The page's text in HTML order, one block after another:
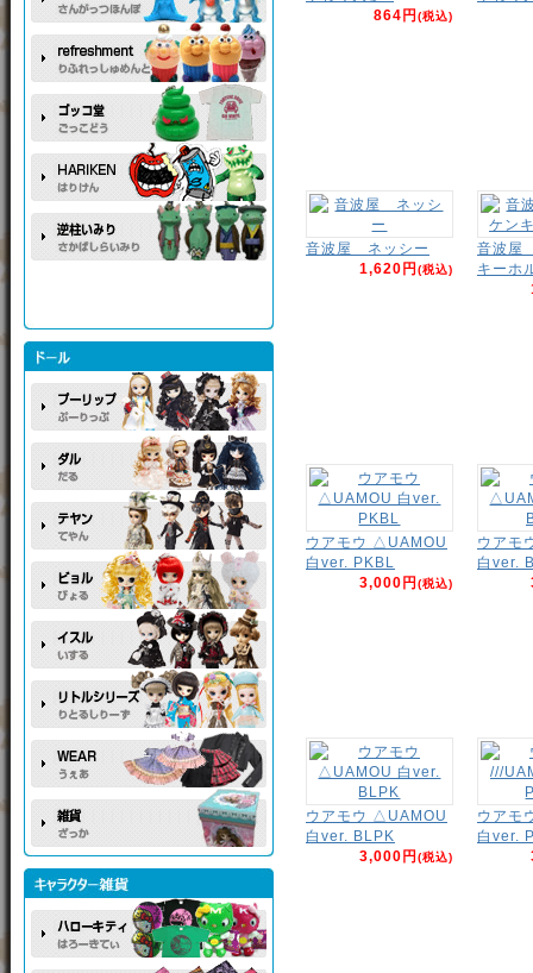
864円(税込)
音波屋 ネッシー
1,620円(税込)
音波
キーホ
ウアモウ △UAMOU
白ver. PKBL
3,000円(税込)
ウアモ
白ver.
ウアモウ △UAMOU
白ver. BLPK
3,000円(税込)
ウアモ
白ver.